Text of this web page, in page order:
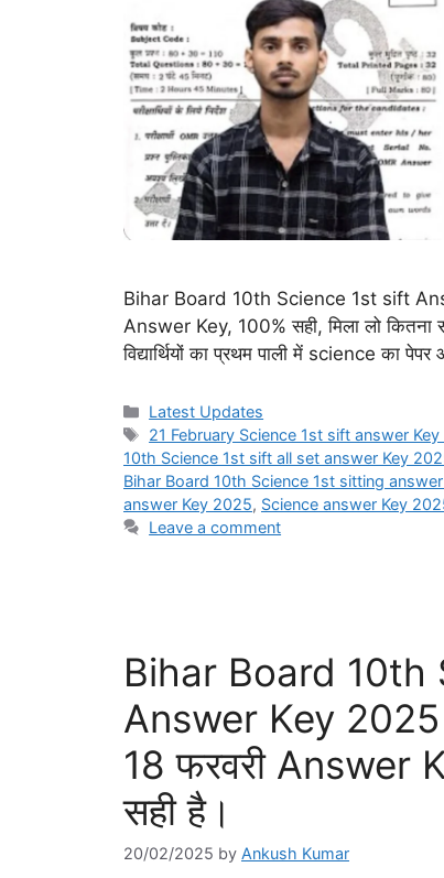
Bihar Board 10th Science 1st sift
Answer Key, 100% सही, मिला लो कितना
विद्यार्थियों का प्रथम पाली में science का
Categories
Latest Updates
Tags
21 February Science 1st sift answer
10th Science 1st sift all set answer Key
Bihar Board 10th Science 1st sitting
answer Key 2025, Science answer Key
Leave a comment
Bihar Board
Answer Key 2025
18 फरवरी Answer
सही है।
20/02/2025 by Ankush Kumar